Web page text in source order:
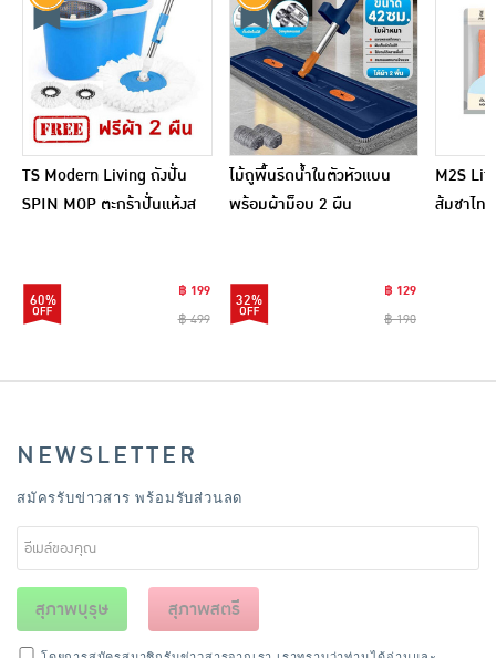
TS Modern Living ถังปั่น
SPIN MOP ตะกร้าปั่นแห้งส
60%
฿ 199
฿ 499
ไม้ถูพื้นรีดน้ำในตัวหัวแบน
พร้อมผ้าม็อบ 2 ผืน
32%
฿ 129
฿ 190
M2S
ส้มชาไท
NEWSLETTER
สมัครรับข่าวสาร พร้อมรับส่วนลด
สุภาพบุรุษ สุภาพสตรี